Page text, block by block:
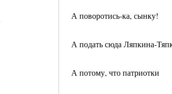
А поворотись-ка, сынку!
А подать сюда Ляпкина-
А потому, что патриотки